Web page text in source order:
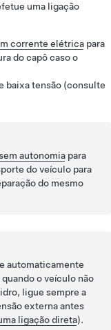
uma ligação
corrente elétrica para
do capô caso o
baixa tensão (consulte
autonomia para
do veículo para
do mesmo
automaticamente
o veículo não
ligue sempre a
externa antes
ligação direta).